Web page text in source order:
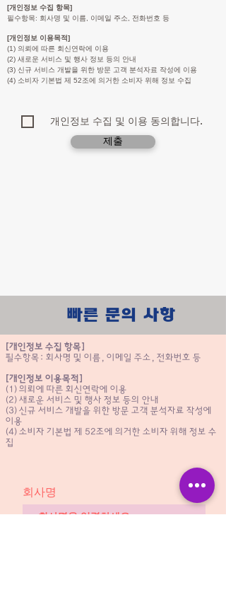
[개인정보 수집 항목]
필수항목: 회사명 및 이름, 이메일 주소, 전화번호 등
[개인정보 이용목적]
(1) 의뢰에 따른 회신연락에 이용
(2) 새로운 서비스 및 행사 정보 등의 안내
(3) 신규 서비스 개발을 위한 방문 고객 분석자료 작성에 이용
(4) 소비자 기본법 제 52조에 의거한 소비자 위해 정보 수집
개인정보 수집 및 이용 동의합니다.
제출
​빠른 문의 사항
[개인정보 수집 항목]
필수항목: 회사명 및 이름, 이메일 주소, 전화번호 등
[개인정보 이용목적]
(1) 의뢰에 따른 회신연락에 이용
(2) 새로운 서비스 및 행사 정보 등의 안내
(3) 신규 서비스 개발을 위한 방문 고객 분석자료 작성에
이용
(4) 소비자 기본법 제 52조에 의거한 소비자 위해 정보 수
집
회사명